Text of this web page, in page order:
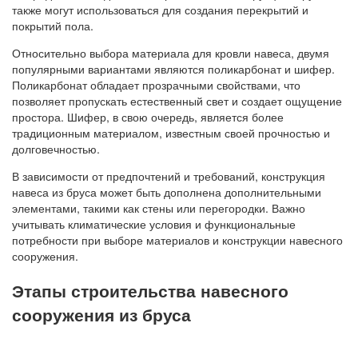
также могут использоваться для создания перекрытий и
покрытий пола.
Относительно выбора материала для кровли навеса, двумя
популярными вариантами являются поликарбонат и шифер.
Поликарбонат обладает прозрачными свойствами, что
позволяет пропускать естественный свет и создает ощущение
простора. Шифер, в свою очередь, является более
традиционным материалом, известным своей прочностью и
долговечностью.
В зависимости от предпочтений и требований, конструкция
навеса из бруса может быть дополнена дополнительными
элементами, такими как стены или перегородки. Важно
учитывать климатические условия и функциональные
потребности при выборе материалов и конструкции навесного
сооружения.
Этапы строительства навесного
сооружения из бруса